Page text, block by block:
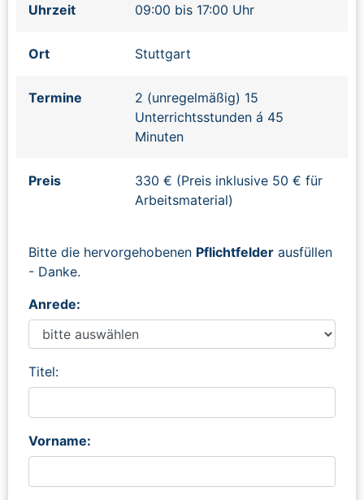
Uhrzeit 09:00 bis 17:00 Uhr
Ort Stuttgart
Termine
2 (unregelmäßig) 15
Unterrichtsstunden á 45
Minuten
Preis
330 € (Preis inklusive 50 € für
Arbeitsmaterial)
Bitte die hervorgehobenen Pflichtfelder ausfüllen
- Danke.
Anrede:
Titel:
Vorname: